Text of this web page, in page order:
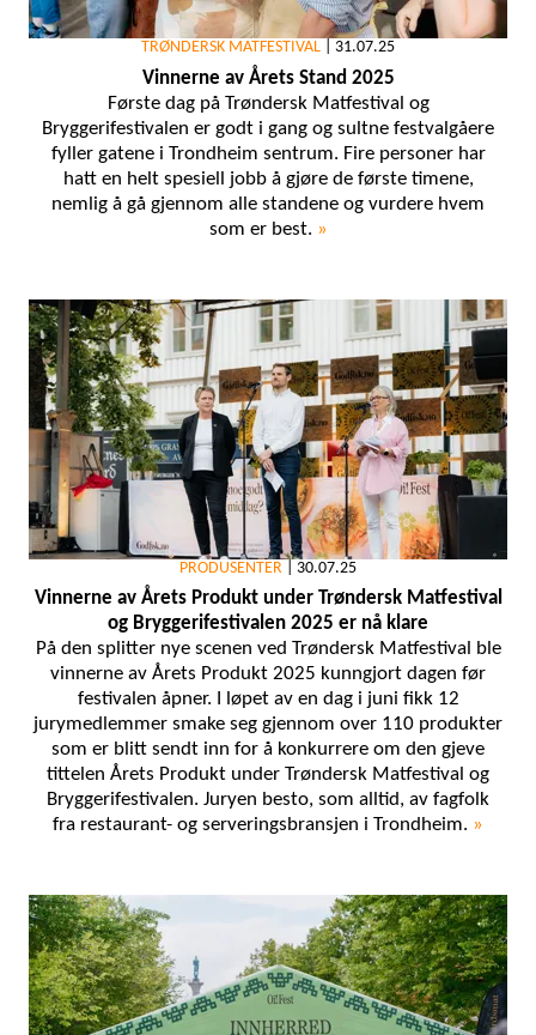
TRØNDERSK MATFESTIVAL 31.07.25
Vinnerne av Årets Stand 2025
Første dag på Trøndersk Matfestival og
Bryggerifestivalen er godt i gang og sultne festvalgåere
fyller gatene i Trondheim sentrum. Fire personer har
hatt en helt spesiell jobb å gjøre de første timene,
nemlig å gå gjennom alle standene og vurdere hvem
som er best. »
PRODUSENTER 30.07.25
Vinnerne av Årets Produkt under Trøndersk Matfestival
og Bryggerifestivalen 2025 er nå klare
På den splitter nye scenen ved Trøndersk Matfestival ble
vinnerne av Årets Produkt 2025 kunngjort dagen før
festivalen åpner. I løpet av en dag i juni fikk 12
jurymedlemmer smake seg gjennom over 110 produkter
som er blitt sendt inn for å konkurrere om den gjeve
tittelen Årets Produkt under Trøndersk Matfestival og
Bryggerifestivalen. Juryen besto, som alltid, av fagfolk
fra restaurant- og serveringsbransjen i Trondheim. »